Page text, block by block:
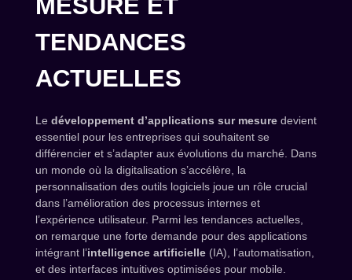
MESURE ET
TENDANCES
ACTUELLES
Le développement d’applications sur mesuredevient
essentiel pour les entreprises qui souhaitent se
différencier et s’adapter aux évolutions du marché. Dans
un monde où la digitalisation s’accélère, la
personnalisation des outils logiciels joue un rôle crucial
dans l’amélioration des processus internes et
l’expérience utilisateur. Parmi les tendances actuelles,
on remarque une forte demande pour des applications
intégrant l’intelligence artificielle(IA), l’automatisation,
et des interfaces intuitives optimisées pour mobile.